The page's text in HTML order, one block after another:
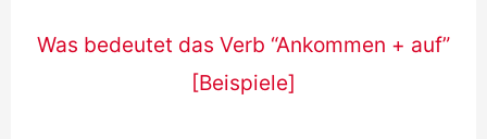
Was bedeutet das Verb “Ankommen + auf”
[Beispiele]